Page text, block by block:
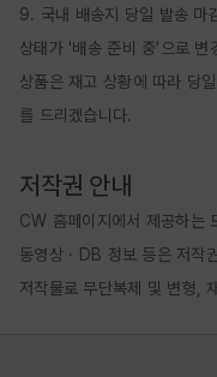
9. 국내 배송지 당일 발송 마
상태가 '배송 준비 중'으로 변
상품은 재고 상황에 따라 당
를 드리겠습니다.
저작권 안내
CW 홈페이지에서 제공하는
동영상 · DB 정보 등은 저작
저작물로 무단복제 및 변형,